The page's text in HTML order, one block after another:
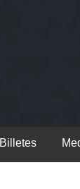
Billetes